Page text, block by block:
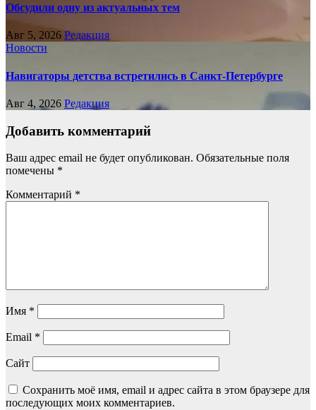
Обсудили одну из актуальных тем
Авг 5, 2026 Редакция
Новости
Навигаторы детства встретились в Санкт-Петербурге
Авг 4, 2026 Редакция
Добавить комментарий
Ваш адрес email не будет опубликован. Обязательные поля
помечены *
Комментарий *
Имя *
Email *
Сайт
Сохранить моё имя, email и адрес сайта в этом браузере для
последующих моих комментариев.